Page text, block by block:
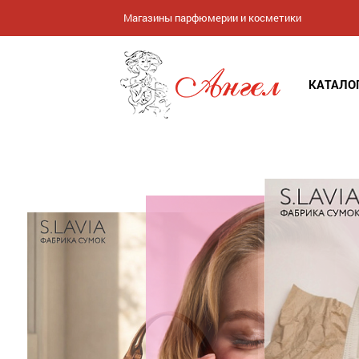
Магазины парфюмерии и косметики